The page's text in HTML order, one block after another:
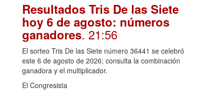
Resultados Tris De las Siete
hoy 6 de agosto: números
ganadores. 21:56
El sorteo Tris De las Siete número 36441 se celebró
este 6 de agosto de 2026; consulta la combinación
ganadora y el multiplicador.
El Congresista